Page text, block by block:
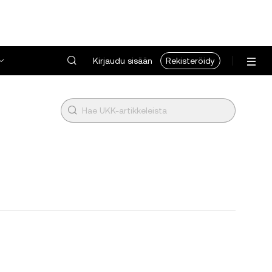
Kirjaudu sisään Rekisteröidy